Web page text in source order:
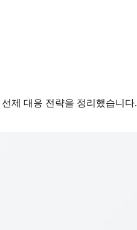
제 대응 전략을 정리했습니다.